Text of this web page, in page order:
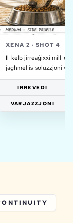
XENA 2 · SHOT 4
Il-kelb jirreaġixxi mill-
jagħmel is-soluzzjoni
IRREVEDI
VARJAZZJONI